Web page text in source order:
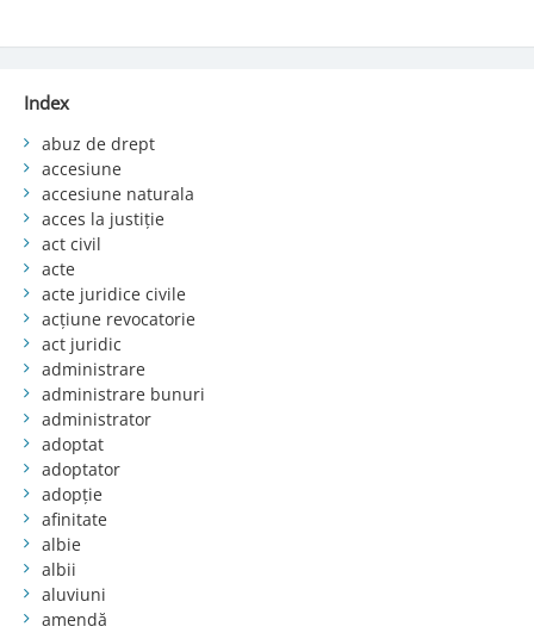
Index
abuz de drept
accesiune
accesiune naturala
acces la justiție
act civil
acte
acte juridice civile
acțiune revocatorie
act juridic
administrare
administrare bunuri
administrator
adoptat
adoptator
adopție
afinitate
albie
albii
aluviuni
amendă